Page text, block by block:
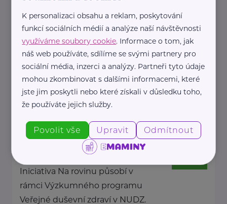
Chráněné bydlení Sokolov, z. s.
Slavíčkova Sokolov
www.chbsokolov.cz
+420 605 438 971
socialni@chbsokolov.cz
Iniciativa NA ROVINU
Klecany
Iniciativa Na rovinu působí v
rámci Výzkumného programu
Veřejné duševní zdraví v NUDZ.
K personalizaci obsahu a reklam, poskytování
funkcí sociálních médií a analýze naší návštěvnosti
využíváme soubory cookie. Informace o tom, jak
náš web používáte, sdílíme se svými partnery pro
sociální média, inzerci a analýzy. Partneři tyto údaje
mohou zkombinovat s dalšími informacemi, které
jste jim poskytli nebo které získali v důsledku toho,
že používáte jejich služby.
Povolit vše Upravit Odmítnout